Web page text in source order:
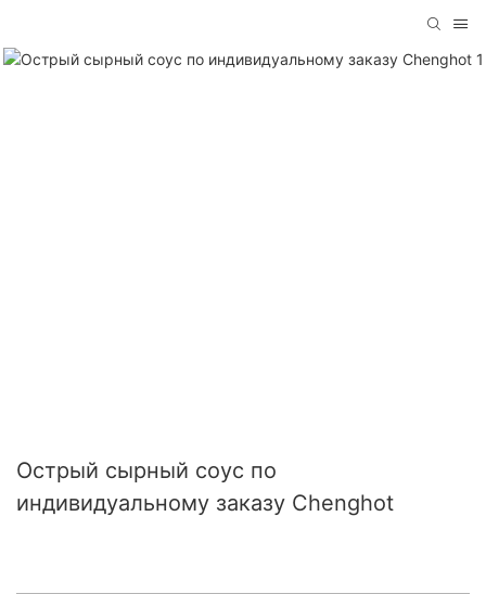
Острый сырный соус по
индивидуальному заказу Chenghot